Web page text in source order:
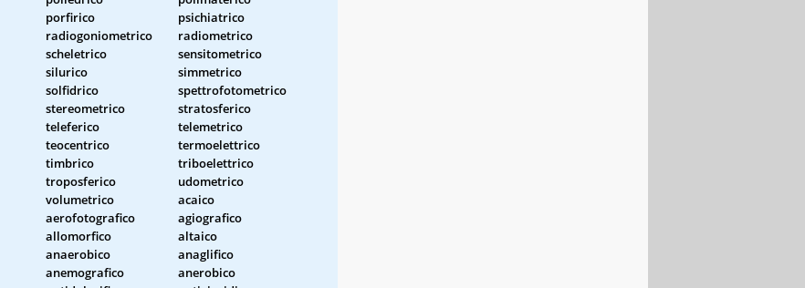
porfirico
psichiatrico
radiogoniometrico
radiometrico
scheletrico
sensitometrico
silurico
simmetrico
solfidrico
spettrofotometrico
stereometrico
stratosferico
teleferico
telemetrico
teocentrico
termoelettrico
timbrico
triboelettrico
troposferico
udometrico
volumetrico
acaico
aerofotografico
agiografico
allomorfico
altaico
anaerobico
anaglifico
anemografico
anerobico